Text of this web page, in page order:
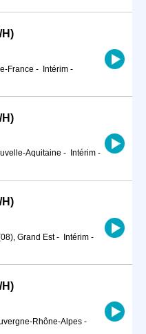
H)
France - Intérim -
H)
Aquitaine - Intérim -
H)
Grand Est- Intérim -
H)
Rhône-Alpes -